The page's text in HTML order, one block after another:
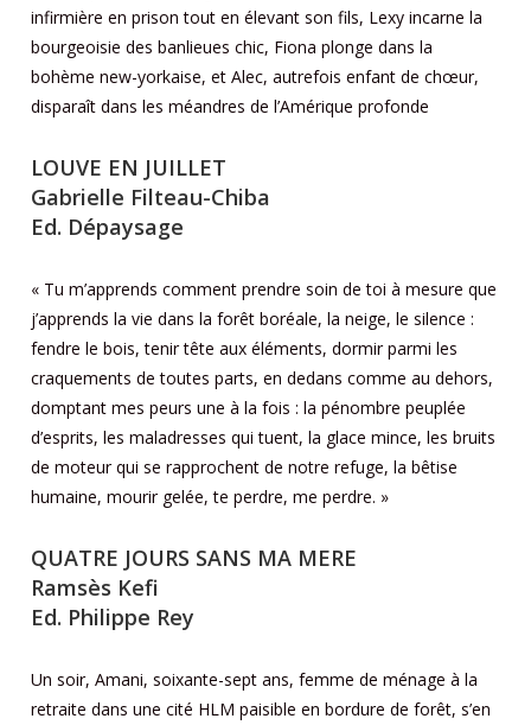
infirmière en prison tout en élevant son fils, Lexy incarne la
bourgeoisie des banlieues chic, Fiona plonge dans la
bohème new-yorkaise, et Alec, autrefois enfant de chœur,
disparaît dans les méandres de l’Amérique profonde
LOUVE EN JUILLET
Gabrielle Filteau-Chiba
Ed. Dépaysage
« Tu m’apprends comment prendre soin de toi à mesure que
j’apprends la vie dans la forêt boréale, la neige, le silence :
fendre le bois, tenir tête aux éléments, dormir parmi les
craquements de toutes parts, en dedans comme au dehors,
domptant mes peurs une à la fois : la pénombre peuplée
d’esprits, les maladresses qui tuent, la glace mince, les bruits
de moteur qui se rapprochent de notre refuge, la bêtise
humaine, mourir gelée, te perdre, me perdre. »
QUATRE JOURS SANS MA MERE
Ramsès Kefi
Ed. Philippe Rey
Un soir, Amani, soixante-sept ans, femme de ménage à la
retraite dans une cité HLM paisible en bordure de forêt, s’en